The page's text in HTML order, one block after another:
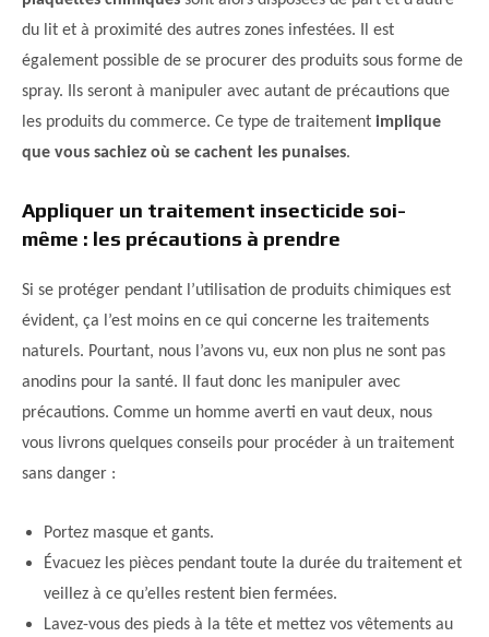
du lit et à proximité des autres zones infestées. Il est
également possible de se procurer des produits sous forme de
spray. Ils seront à manipuler avec autant de précautions que
les produits du commerce. Ce type de traitement implique
que vous sachiez où se cachent les punaises.
Appliquer un traitement insecticide soi-
même : les précautions à prendre
Si se protéger pendant l’utilisation de produits chimiques est
évident, ça l’est moins en ce qui concerne les traitements
naturels. Pourtant, nous l’avons vu, eux non plus ne sont pas
anodins pour la santé. Il faut donc les manipuler avec
précautions. Comme un homme averti en vaut deux, nous
vous livrons quelques conseils pour procéder à un traitement
sans danger :
Portez masque et gants.
Évacuez les pièces pendant toute la durée du traitement et
veillez à ce qu’elles restent bien fermées.
Lavez-vous des pieds à la tête et mettez vos vêtements au